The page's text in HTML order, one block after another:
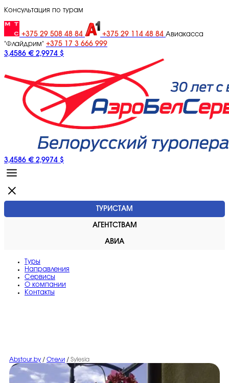
Консультация по турам
+375 29 508 48 84 +375 29 114 48 84 Авиакасса
"Флайдрим" +375 17 3 666 999
3,4586 € 2,9974 $
3,4586 € 2,9974 $
ТУРИСТАМ
АГЕНТСТВАМ
АВИА
Туры
Направления
Сервисы
O компании
Контакты
Abstour.by / Отели / Sylesia